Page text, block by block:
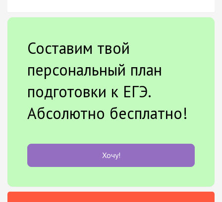
Составим твой
персональный план
подготовки к ЕГЭ.
Абсолютно бесплатно!
Хочу!